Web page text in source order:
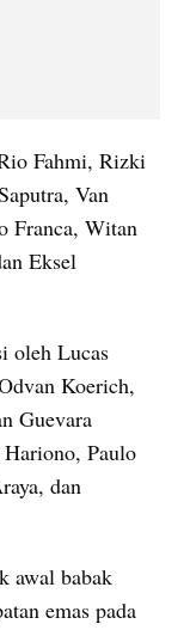
Fahmi, Rizki
Van
Franca, Witan
Eksel
oleh Lucas
Koerich,
Guevara
Paulo
dan
awal babak
emas pada